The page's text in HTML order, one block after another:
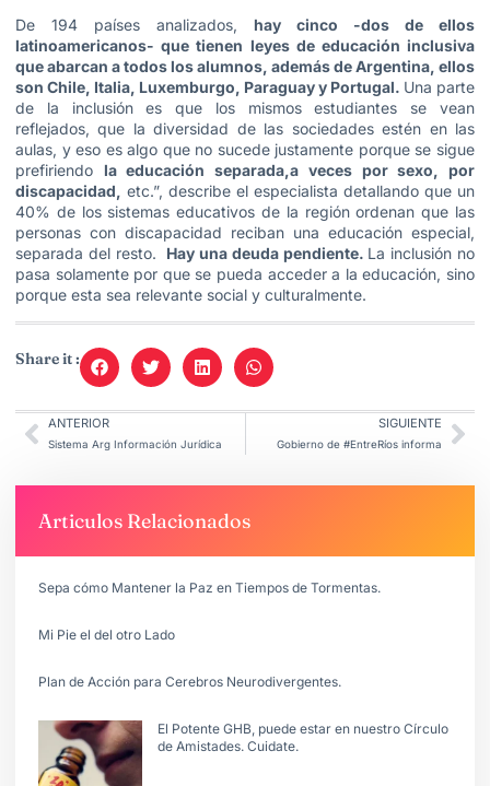
De 194 países analizados, hay cinco -dos de ellos
latinoamericanos- que tienen leyes de educación inclusiva
que abarcan a todos los alumnos, además de Argentina, ellos
son Chile, Italia, Luxemburgo, Paraguay y Portugal. Una parte
de la inclusión es que los mismos estudiantes se vean
reflejados, que la diversidad de las sociedades estén en las
aulas, y eso es algo que no sucede justamente porque se sigue
prefiriendo la educación separada,a veces por sexo, por
discapacidad, etc.”, describe el especialista detallando que un
40% de los sistemas educativos de la región ordenan que las
personas con discapacidad reciban una educación especial,
separada del resto. Hay una deuda pendiente. La inclusión no
pasa solamente por que se pueda acceder a la educación, sino
porque esta sea relevante social y culturalmente.
Share it :
ANTERIOR
Sistema Arg Información Jurídica
SIGUIENTE
Gobierno de #EntreRíos informa
Articulos Relacionados
Sepa cómo Mantener la Paz en Tiempos de Tormentas.
Mi Pie el del otro Lado
Plan de Acción para Cerebros Neurodivergentes.
El Potente GHB, puede estar en nuestro Círculo
de Amistades. Cuidate.